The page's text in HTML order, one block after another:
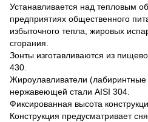
Устанавливается над тепловым
предприятиях общественного
избыточного тепла, жировых
сгорания.
Зонты изготавливаются из
430.
Жироулавливатели
нержавеющей стали AISI 304.
Фиксированная высота
Конструкция предусматривает